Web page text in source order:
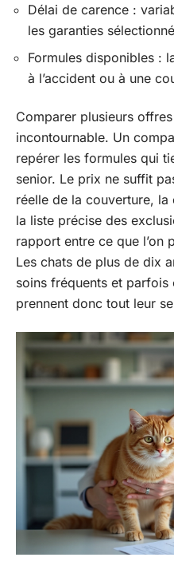
Délai de carence :
les garanties
Formules disponibles :
à l’accident ou à une
Comparer plusieurs
incontournable. Un
repérer les formules qui
senior. Le prix ne suffit
réelle de la couverture,
la liste précise des
rapport entre ce que l’on
Les chats de plus de dix
soins fréquents et
prennent donc tout leur